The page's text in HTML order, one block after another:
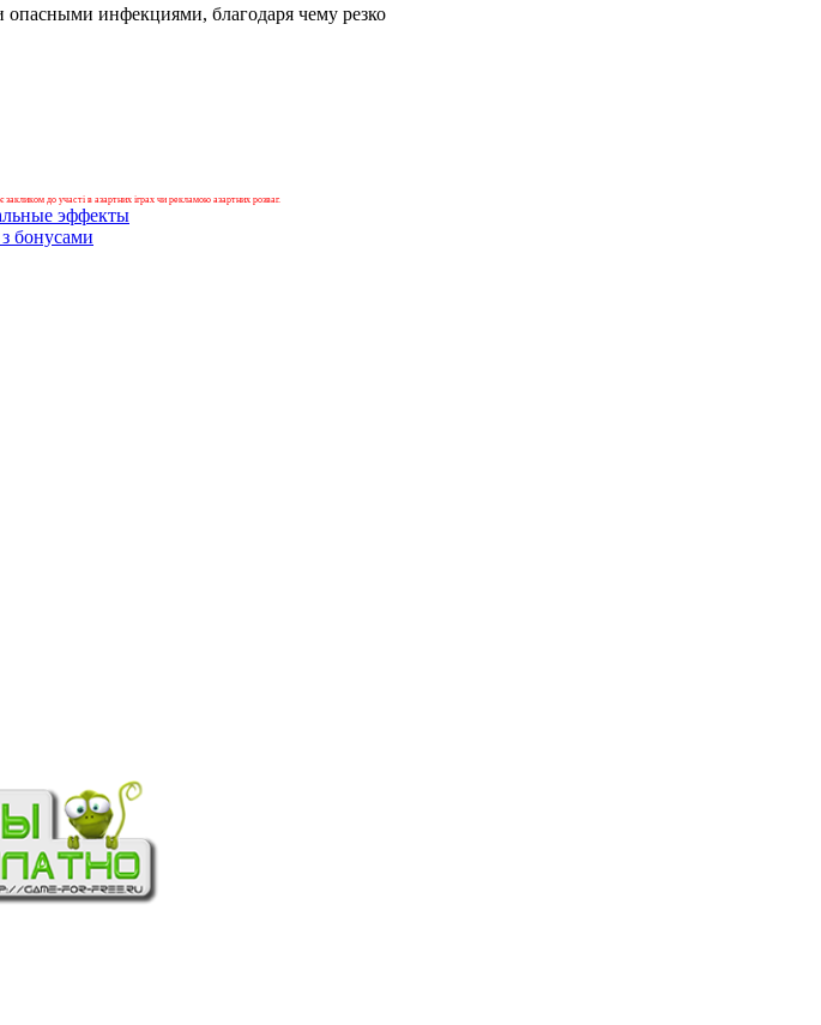
инфекциями, благодаря чему резко
до участі в азартних іграх чи рекламою азартних розваг.
бонусами